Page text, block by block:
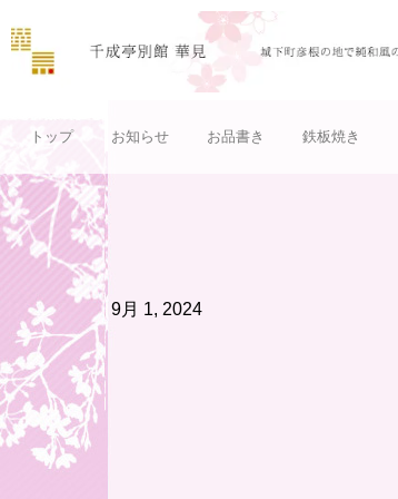
トップ お知らせ お品書き 鉄板焼き
9月 1, 2024